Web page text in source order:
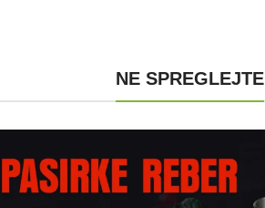
NE SPREGLEJTE